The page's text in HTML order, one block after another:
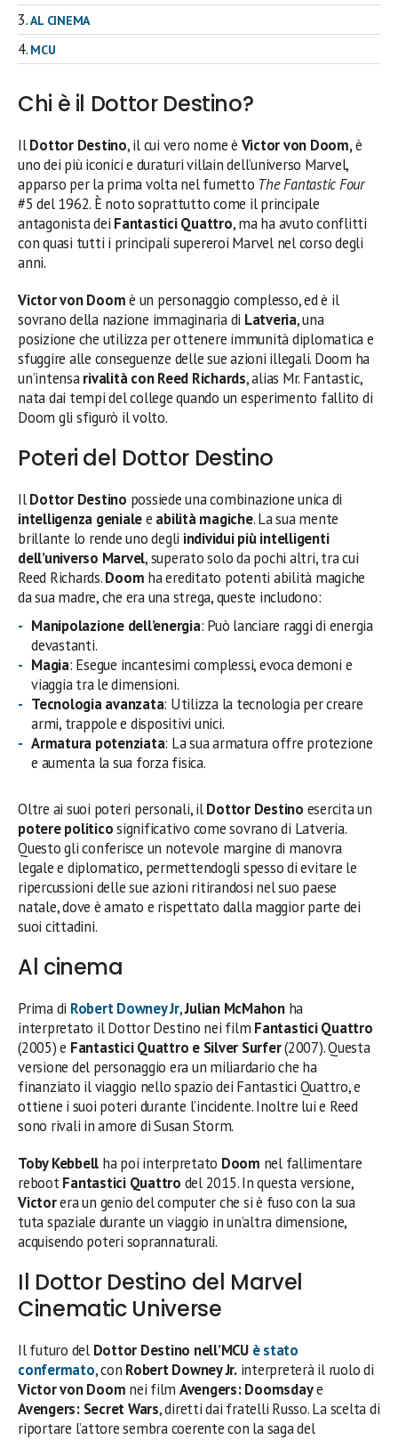
AL CINEMA
MCU
Chi è il Dottor Destino?
IlDottor Destino, il cui vero nome è Victor von Doom,è
uno dei più iconici e duraturi villain dell’universo Marvel,
apparso per la prima volta nel fumetto The Fantastic Four
#5 del 1962. È noto soprattutto come il principale
antagonista dei Fantastici Quattro, ma ha avuto conflitti
con quasi tutti i principali supereroi Marvel nel corso degli
anni.
Victor von Doomè un personaggio complesso, ed è il
sovrano della nazione immaginaria di Latveria, una
posizione che utilizza per ottenere immunità diplomatica e
sfuggire alle conseguenze delle sue azioni illegali. Doom ha
un’intensarivalità con Reed Richards, alias Mr. Fantastic,
nata dai tempi del college quando un esperimento fallito di
Doom gli sfigurò il volto.
Poteri del Dottor Destino
IlDottor Destino possiede una combinazione unica di
intelligenza genialee abilità magiche. La sua mente
brillante lo rende uno degli individui più intelligenti
dell’universo Marvel, superato solo da pochi altri, tra cui
Reed Richards.Doom ha ereditato potenti abilità magiche
da sua madre, che era una strega, queste includono:
Manipolazione dell’energia: Può lanciare raggi di energia
devastanti.
Magia: Esegue incantesimi complessi, evoca demoni e
viaggia tra le dimensioni.
Tecnologia avanzata: Utilizza la tecnologia per creare
armi, trappole e dispositivi unici.
Armatura potenziata: La sua armatura offre protezione
e aumenta la sua forza fisica.
Oltre ai suoi poteri personali, ilDottor Destino esercita un
potere politicosignificativo come sovrano di Latveria.
Questo gli conferisce un notevole margine di manovra
legale e diplomatico, permettendogli spesso di evitare le
ripercussioni delle sue azioni ritirandosi nel suo paese
natale, dove è amato e rispettato dalla maggior parte dei
suoi cittadini.
Al cinema
Prima di Robert Downey Jr,Julian McMahonha
interpretato il Dottor Destino nei film Fantastici Quattro
(2005) e Fantastici Quattro e Silver Surfer(2007). Questa
versione del personaggio era un miliardario che ha
finanziato il viaggio nello spazio dei Fantastici Quattro, e
ottiene i suoi poteri durante l’incidente. Inoltre lui e Reed
sono rivali in amore di Susan Storm.
Toby Kebbell ha poi interpretato Doom nel fallimentare
rebootFantastici Quattro del 2015. In questa versione,
Victorera un genio del computer che si è fuso con la sua
tuta spaziale durante un viaggio in un’altra dimensione,
acquisendo poteri soprannaturali.
Il Dottor Destino del Marvel
Cinematic Universe
Il futuro del Dottor Destino nell’MCU è stato
confermato, con Robert Downey Jr.interpreterà il ruolo di
Victor von Doom nei film Avengers: Doomsdaye
Avengers: Secret Wars, diretti dai fratelli Russo. La scelta di
riportare l’attore sembra coerente con la saga del